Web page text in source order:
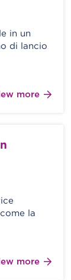
in un
di lancio
more
la
more